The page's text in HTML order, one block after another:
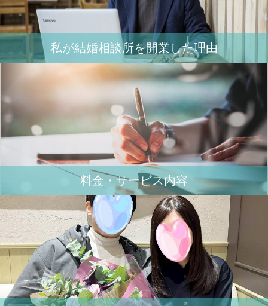
私が結婚相談所を開業した理由
料金・サービス内容